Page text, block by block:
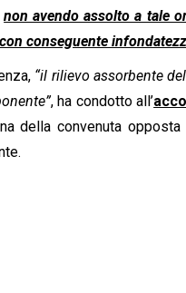
non avendo assolto a tale
conseguente
“il rilievo assorbente
, ha condotto all’
della convenuta